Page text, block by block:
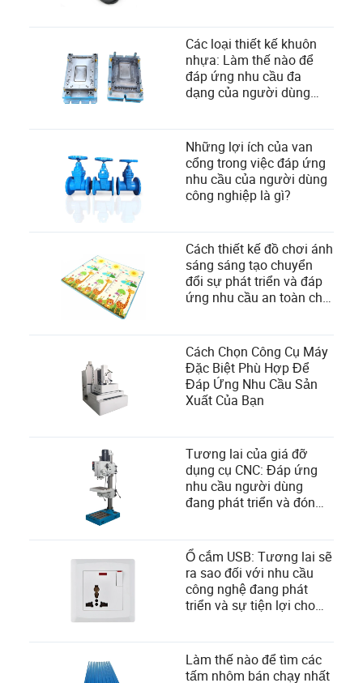
Các loại thiết kế khuôn
nhựa: Làm thế nào để
đáp ứng nhu cầu đa
dạng của người dùng
Những lợi ích của van
cổng trong việc đáp ứng
nhu cầu của người dùng
công nghiệp là gì?
Cách thiết kế đồ chơi ánh
sáng sáng tạo chuyển
đổi sự phát triển và đáp
ứng nhu cầu an toàn cho
Cách Chọn Công Cụ Máy
Đặc Biệt Phù Hợp Để
Đáp Ứng Nhu Cầu Sản
Xuất Của Bạn
Tương lai của giá đỡ
dụng cụ CNC: Đáp ứng
nhu cầu người dùng
đang phát triển và đón
Ổ cắm USB: Tương lai sẽ
ra sao đối với nhu cầu
công nghệ đang phát
triển và sự tiện lợi cho
Làm thế nào để tìm các
tấm nhôm bán chạy nhất